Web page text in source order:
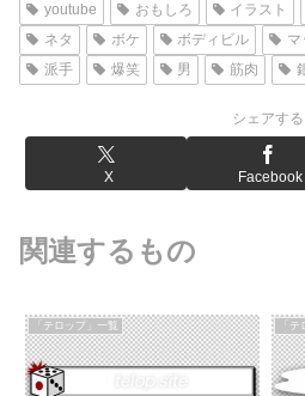
youtube おもしろ イラスト
ネタ
ボケ ボディビル マ
派手
爆笑 男 筋肉
シェアする
X Facebook
関連するもの
「テロップ」一覧 「